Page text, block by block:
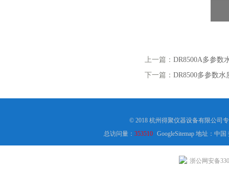
上一篇： DR8500A多参数
下一篇： DR8500多参数水
© 2018 杭州得聚仪器设备有限公司
总访问量：353510 GoogleSitemap地址：中国
浙公网安备